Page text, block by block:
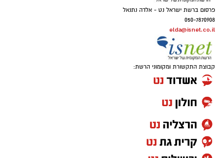
פרסום ברשת ישראל נט - אלדה נתנאל
050-7870908
elda@isnet.co.il
קבוצת התקשורת ומקומוני הרשת: